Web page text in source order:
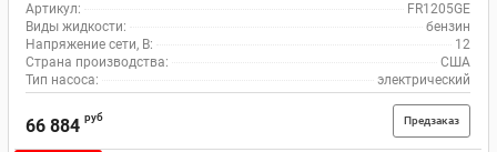
Артикул:
FR1205GE
Виды жидкости:
бензин
Напряжение сети, В:
12
Страна производства:
США
Тип насоса:
электрический
66 884 руб Предзаказ